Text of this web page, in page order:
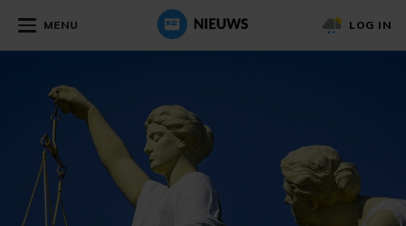
MENU LOG IN